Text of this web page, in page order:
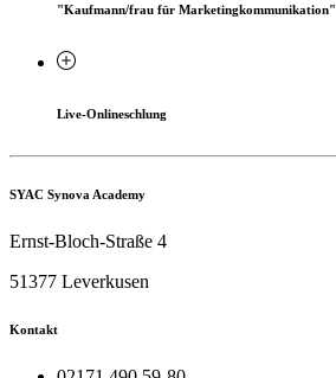
"Kaufmann/frau für Marketingkommunikation"
Live-Onlineschlung
SYAC Synova Academy
Ernst-Bloch-Straße 4
51377 Leverkusen
Kontakt